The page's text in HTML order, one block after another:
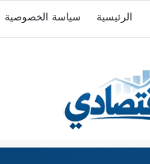
الرئيسية سياسة الخصوصية